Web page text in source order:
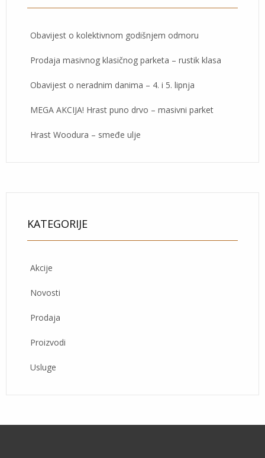
Obavijest o kolektivnom godišnjem odmoru
Prodaja masivnog klasičnog parketa – rustik klasa
Obavijest o neradnim danima – 4. i 5. lipnja
MEGA AKCIJA! Hrast puno drvo – masivni parket
Hrast Woodura – smeđe ulje
KATEGORIJE
Akcije
Novosti
Prodaja
Proizvodi
Usluge